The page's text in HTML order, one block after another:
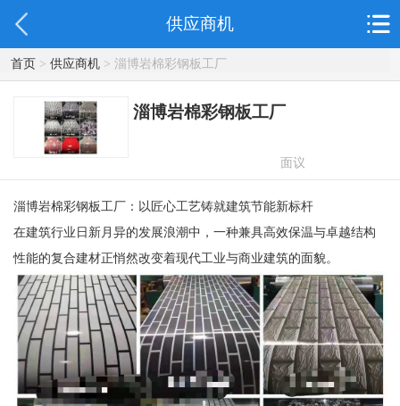
供应商机
首页> 供应商机> 淄博岩棉彩钢板工厂
淄博岩棉彩钢板工厂
面议
淄博岩棉彩钢板工厂：以匠心工艺铸就建筑节能新标杆
在建筑行业日新月异的发展浪潮中，一种兼具高效保温与卓越结构
性能的复合建材正悄然改变着现代工业与商业建筑的面貌。